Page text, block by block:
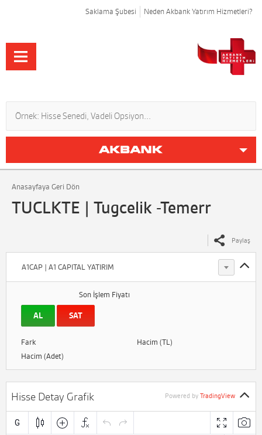
Saklama Şubesi Neden Akbank Yatırım Hizmetleri?
Anasayfaya Geri Dön
TUCLKTE | Tugcelik -Temerr
Paylaş
A1CAP | A1 CAPITAL YATIRIM
Son İşlem Fiyatı
AL SAT
Fark
Hacim (TL)
Hacim (Adet)
Hisse Detay Grafik Powered by TradingView